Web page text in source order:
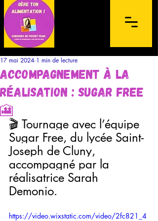
Concours de films sur mobile à
destination des lycéens de l'archipel de la
Guadeloupe et des Îles du Nord
Accompagnement à la
réalisation : Sugar Free
🎦
17 mai 2024 1 min de lecture
🎬 Tournage avec l’équipe
Sugar Free, du lycée Saint-
Joseph de Cluny,
accompagné par la
réalisatrice Sarah
Demonio.
https://video.wixstatic.com/video/2fc821_4